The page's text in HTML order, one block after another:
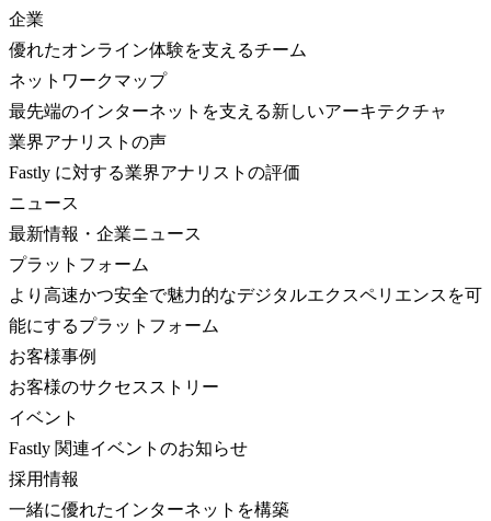
企業
優れたオンライン体験を支えるチーム
ネットワークマップ
最先端のインターネットを支える新しいアーキテクチャ
業界アナリストの声
Fastly に対する業界アナリストの評価
ニュース
最新情報・企業ニュース
プラットフォーム
より高速かつ安全で魅力的なデジタルエクスペリエンスを可
能にするプラットフォーム
お客様事例
お客様のサクセスストリー
イベント
Fastly 関連イベントのお知らせ
採用情報
一緒に優れたインターネットを構築